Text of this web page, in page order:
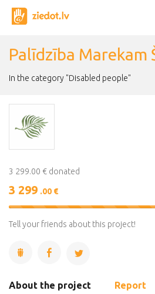
Palīdzība Marekam
In the category "Disabled people"
3 299.00 € donated
3 299 .00 €
100%
Tell your friends about this project!
About the project Report